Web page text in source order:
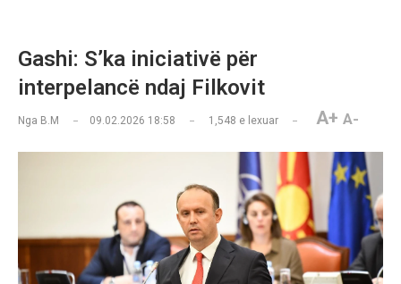
Gashi: S’ka iniciativë për
interpelancë ndaj Filkovit
Nga B.M 09.02.2026 18:58 1,548 e lexuar A+ A-